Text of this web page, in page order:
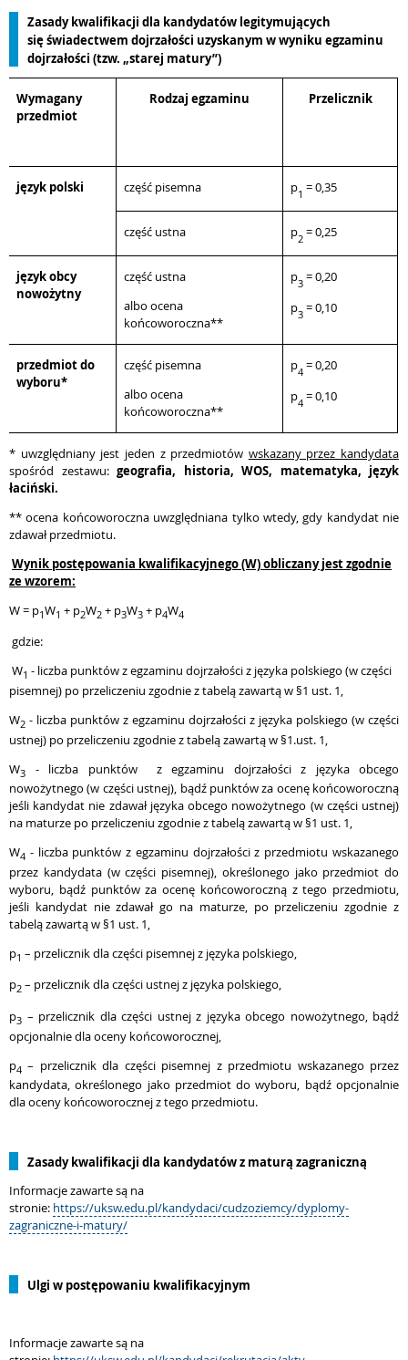
Zasady kwalifikacji dla kandydatów legitymujących
się świadectwem dojrzałości uzyskanym w wyniku egzaminu
dojrzałości (tzw. „starej matury”)
Wymagany
przedmiot
Rodzaj egzaminu Przelicznik
język polski część pisemna p1 = 0,35
część ustna p2 = 0,25
język obcy
nowożytny
część ustna
albo ocena
końcoworoczna**
p3 = 0,20
p3 = 0,10
przedmiot do
wyboru*
część pisemna
albo ocena
końcoworoczna**
p4 = 0,20
p4 = 0,10
* uwzględniany jest jeden z przedmiotów wskazany przez kandydata
spośród zestawu: geografia,
historia, WOS, matematyka, język
łaciński.
** ocena końcoworoczna uwzględniana tylko wtedy, gdy kandydat nie
zdawał przedmiotu.
Wynik postępowania kwalifikacyjnego (W) obliczany jest zgodnie
ze wzorem:
W = p1W1 + p2W2 + p3W3 + p4W4
gdzie:
W1 - liczba punktów z egzaminu dojrzałości z języka polskiego (w części
pisemnej) po przeliczeniu zgodnie z tabelą zawartą w §1 ust. 1,
W2 - liczba punktów z egzaminu dojrzałości z języka polskiego (w części
ustnej) po przeliczeniu zgodnie z tabelą zawartą w §1.ust. 1,
W3 - liczba punktów z egzaminu dojrzałości z języka obcego
nowożytnego (w części ustnej), bądź punktów za ocenę końcoworoczną
jeśli kandydat nie zdawał języka obcego nowożytnego (w części ustnej)
na maturze po przeliczeniu zgodnie z tabelą zawartą w §1 ust. 1,
W4 - liczba punktów z egzaminu dojrzałości z przedmiotu wskazanego
przez kandydata (w części pisemnej), określonego jako przedmiot do
wyboru, bądź punktów za ocenę końcoworoczną z tego przedmiotu,
jeśli kandydat nie zdawał go na maturze, po przeliczeniu zgodnie z
tabelą zawartą w §1 ust. 1,
p1 – przelicznik dla części pisemnej z języka polskiego,
p2 – przelicznik dla części ustnej z języka polskiego,
p3 – przelicznik dla części ustnej z języka obcego nowożytnego, bądź
opcjonalnie dla oceny końcoworocznej,
p4 – przelicznik dla części pisemnej z przedmiotu wskazanego przez
kandydata, określonego jako przedmiot do wyboru, bądź opcjonalnie
dla oceny końcoworocznej z tego przedmiotu.
Zasady kwalifikacji dla kandydatów z maturą zagraniczną
Informacje zawarte są na
stronie: https://uksw.edu.pl/kandydaci/cudzoziemcy/dyplomy-
zagraniczne-i-matury/
Ulgi w postępowaniu kwalifikacyjnym
Informacje zawarte są na